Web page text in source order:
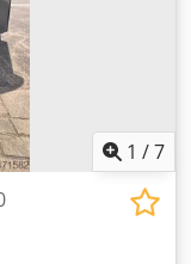
1 /7